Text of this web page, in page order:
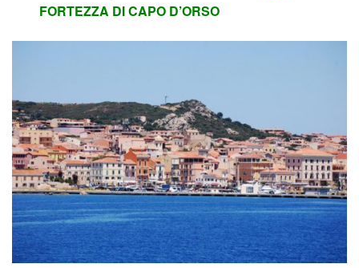
FORTEZZA DI CAPO D’ORSO